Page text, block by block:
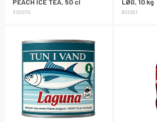
310070 810021